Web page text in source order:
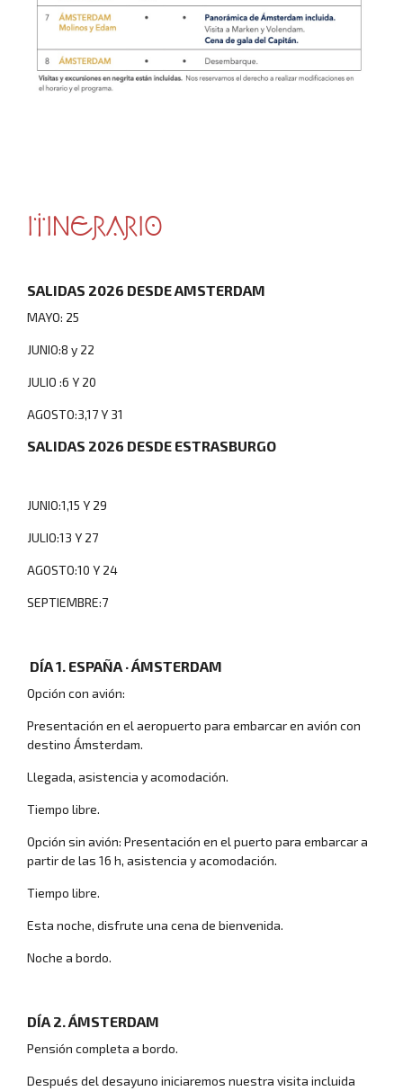
ITINERARIO
SALIDAS 2026 DESDE AMSTERDAM
MAYO: 25
JUNIO:8 y 22
JULIO :6 Y 20
AGOSTO:3,17 Y 31
SALIDAS 2026 DESDE ESTRASBURGO
JUNIO:1,15 Y 29
JULIO:13 Y 27
AGOSTO:10 Y 24
SEPTIEMBRE:7
DÍA 1. ESPAÑA · ÁMSTERDAM
Opción con avión:
Presentación en el aeropuerto para embarcar en avión con
destino Ámsterdam.
Llegada, asistencia y acomodación.
Tiempo libre.
Opción sin avión: Presentación en el puerto para embarcar a
partir de las 16 h, asistencia y acomodación.
Tiempo libre.
Esta noche, disfrute una cena de bienvenida.
Noche a bordo.
DÍA 2. ÁMSTERDAM
Pensión completa a bordo.
Después del desayuno iniciaremos nuestra visita incluida